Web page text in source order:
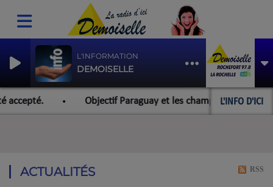
L'INFORMATION
DEMOISELLE
L'INFO D'ICI
Objectif Paraguay et les championnats du
ACTUALITÉS RSS